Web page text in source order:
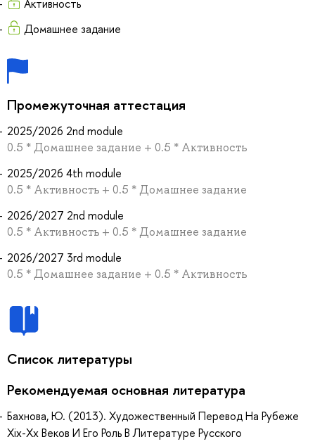
Активность
Домашнее задание
Промежуточная аттестация
2025/2026 2nd module
0.5 * Домашнее задание + 0.5 * Активность
2025/2026 4th module
0.5 * Активность + 0.5 * Домашнее задание
2026/2027 2nd module
0.5 * Активность + 0.5 * Домашнее задание
2026/2027 3rd module
0.5 * Домашнее задание + 0.5 * Активность
Список литературы
Рекомендуемая основная литература
Бахнова, Ю. (2013). Художественный Перевод На Рубеже
Xix-Xx Веков И Его Роль В Литературе Русского